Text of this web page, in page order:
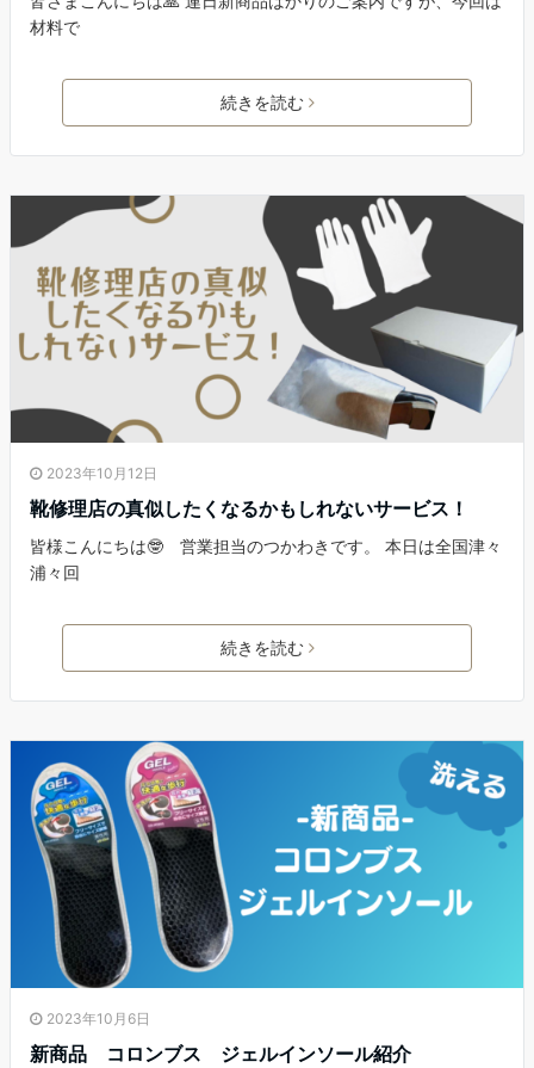
材料で
続きを読む
2023年10月12日
靴修理店の真似したくなるかもしれないサービス！
皆様こんにちは🤓 営業担当のつかわきです。 本日は全国津々
浦々回
続きを読む
2023年10月6日
新商品 コロンブス ジェルインソール紹介